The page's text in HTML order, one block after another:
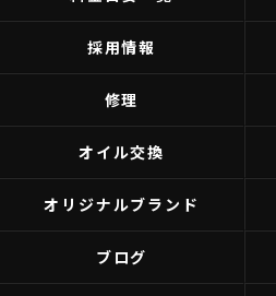
採用情報
修理
オイル交換
オリジナルブランド
ブログ